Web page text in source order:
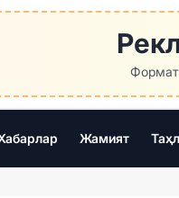
Жамият